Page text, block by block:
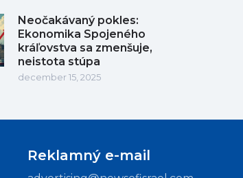
Neočakávaný pokles:
Ekonomika Spojeného
kráľovstva sa zmenšuje,
neistota stúpa
december 15, 2025
Reklamný e-mail